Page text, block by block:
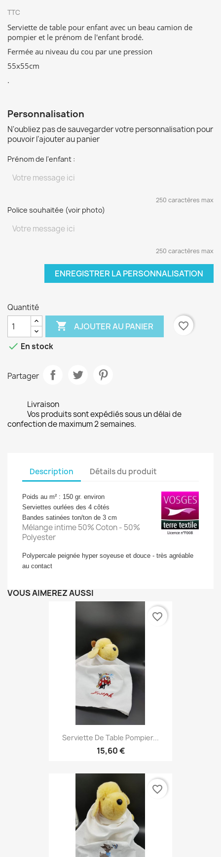
TTC
Serviette de table pour enfant avec un beau camion de
pompier et le prénom de l'enfant brodé.
Fermée au niveau du cou par une pression
55x55cm
.
Personnalisation
N'oubliez pas de sauvegarder votre personnalisation pour
pouvoir l'ajouter au panier
Prénom de l'enfant :
250 caractères max
Police souhaitée (voir photo)
250 caractères max
ENREGISTRER LA PERSONNALISATION
Quantité
 AJOUTER AU PANIER
favorite_border
 En stock
Partager
Livraison
Vos produits sont expédiés sous un délai de
confection de maximum 2 semaines.
Description Détails du produit
Poids au m² : 150 gr. environ
Serviettes ourlées des 4 côtés
Bandes satinées ton/ton de 3 cm
Mélange intime 50% Coton - 50%
Polyester
Polypercale peignée hyper soyeuse et douce - très agréable
au contact
VOUS AIMEREZ AUSSI
Serviette De Table Pompier...
15,60 €
favorite_border
favorite_border